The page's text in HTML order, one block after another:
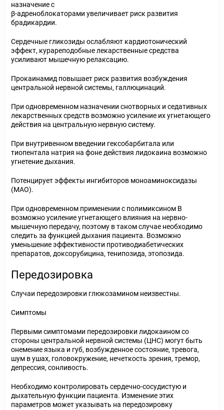
назначение с
β-адреноблокаторами увеличивает риск развития
брадикардии.
Сердечные гликозиды ослабляют кардиотонический
эффект, курареподобные лекарственные средства
усиливают мышечную релаксацию.
Прокаинамид повышает риск развития возбуждения
центральной нервной системы, галлюцинаций.
При одновременном назначении снотворных и седативных
лекарственных средств возможно усиление их угнетающего
действия на центральную нервную систему.
При внутривенном введении гексобарбитала или
тиопентала натрия на фоне действия лидокаина возможно
угнетение дыхания.
Потенцирует эффекты ингибиторов моноаминоксидазы
(МАО).
При одновременном применении с полимиксином В
возможно усиление угнетающего влияния на нервно-
мышечную передачу, поэтому в таком случае необходимо
следить за функцией дыхания пациента. Возможно
уменьшение эффективности противодиабетических
препаратов, доксорубицина, тенипозида, этопозида.
Передозировка
Случаи передозировки глюкозамином неизвестны.
Симптомы
Первыми симптомами передозировки лидокаином со
стороны центральной нервной системы (ЦНС) могут быть
онемение языка и губ, возбужденное состояние, тревога,
шум в ушах, головокружение, нечеткость зрения, тремор,
депрессия, сонливость.
Необходимо контролировать сердечно-сосудистую и
дыхательную функции пациента. Изменение этих
параметров может указывать на передозировку